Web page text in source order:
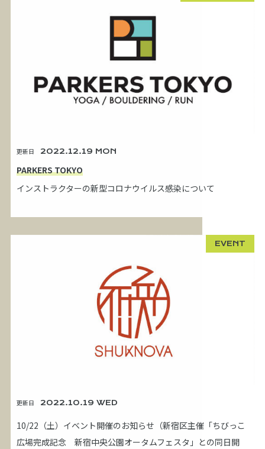
更新日 2022.12.19 MON
PARKERS TOKYO
インストラクターの新型コロナウイルス感染について
更新日 2022.10.19 WED
10/22（土）イベント開催のお知らせ（新宿区主催「ちびっこ
広場完成記念 新宿中央公園オータムフェスタ」との同日開
EVENT